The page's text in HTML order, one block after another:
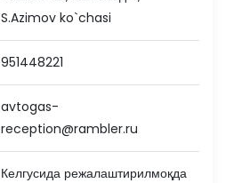
S.Azimov ko`chasi
951448221
avtogas-
reception@rambler.ru
Келгусида режалаштирилмоқда